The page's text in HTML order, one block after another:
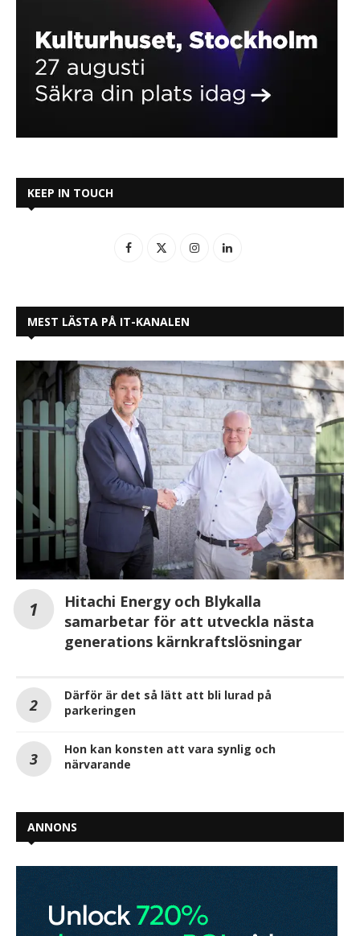
KEEP IN TOUCH
MEST LÄSTA PÅ IT-KANALEN
Hitachi Energy och Blykalla
samarbetar för att utveckla nästa
generations kärnkraftslösningar
Därför är det så lätt att bli lurad på
parkeringen
Hon kan konsten att vara synlig och
närvarande
ANNONS